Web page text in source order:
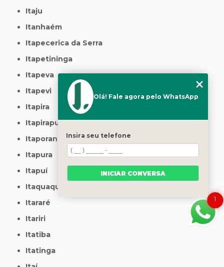
Itaju
Itanhaém
Itapecerica da Serra
Itapetininga
Itapeva
Itapevi
Itapira
Itapirapuã Paulista
Itaporanga
Itapura
Itapuí
Itaquaquecetuba
Itararé
Itariri
Itatiba
Itatinga
1
Olá! Fale agora pelo WhatsApp
Insira seu telefone
INICIAR CONVERSA